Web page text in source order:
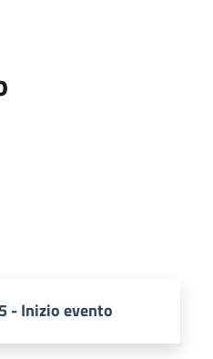
- Inizio evento